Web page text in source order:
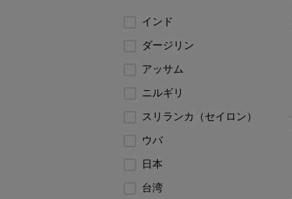
インド
ダージリン
アッサム
ニルギリ
スリランカ（セイロン）
ウバ
日本
台湾